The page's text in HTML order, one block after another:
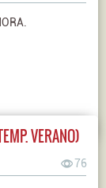
VERANO)
76